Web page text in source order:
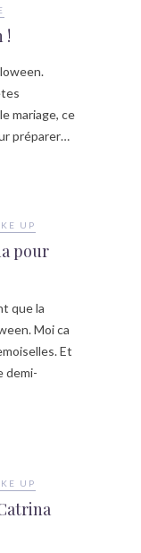
!
mariage, ce
préparer…
UP
pour
que la
Moi ca
Et
demi-
UP